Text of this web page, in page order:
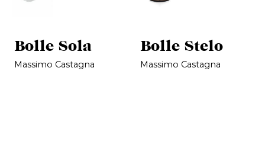
Bolle Sola
Massimo Castagna
Bolle Stelo
Massimo Castagna